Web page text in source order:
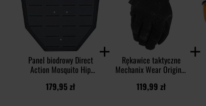
Panel biodrowy Direct
Action Mosquito Hip
179,95 zł
Rękawice taktyczne
Mechanix Wear Original
119,99 zł